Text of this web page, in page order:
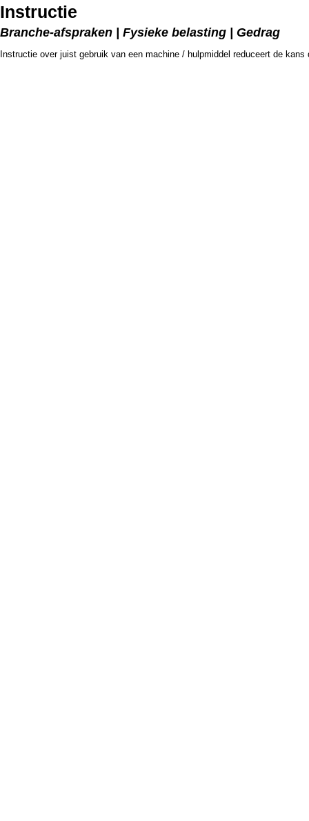
Instructie
Branche-afspraken | Fysieke belasting | Gedrag
Instructie over juist gebruik van een machine / hulpmiddel reduceert de